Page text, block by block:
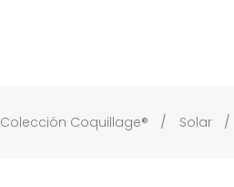
Colección Coquillage® Solar